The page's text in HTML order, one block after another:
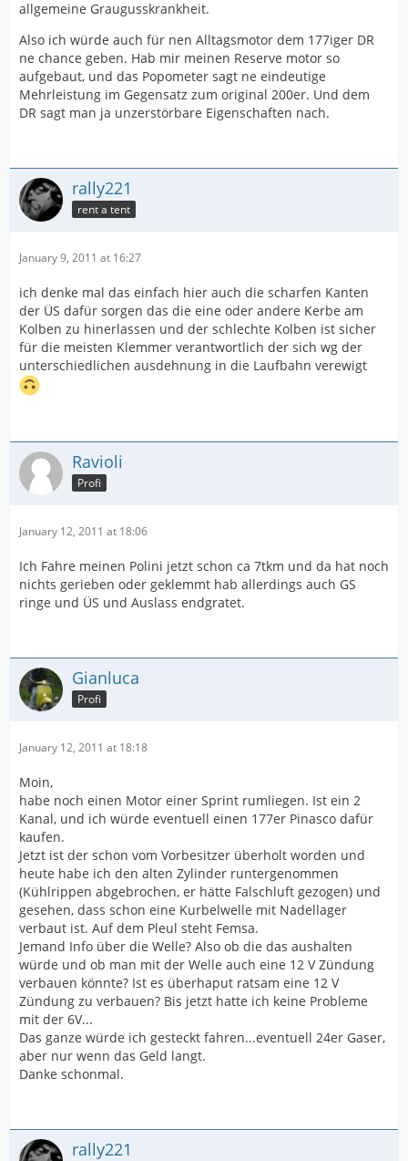
allgemeine Graugusskrankheit.
Also ich würde auch für nen Alltagsmotor dem 177iger DR
ne chance geben. Hab mir meinen Reserve motor so
aufgebaut, und das Popometer sagt ne eindeutige
Mehrleistung im Gegensatz zum original 200er. Und dem
DR sagt man ja unzerstörbare Eigenschaften nach.
rally221
rent a tent
January 9, 2011 at 16:27
ich denke mal das einfach hier auch die scharfen Kanten
der ÜS dafür sorgen das die eine oder andere Kerbe am
Kolben zu hinerlassen und der schlechte Kolben ist sicher
für die meisten Klemmer verantwortlich der sich wg der
unterschiedlichen ausdehnung in die Laufbahn verewigt
Ravioli
Profi
January 12, 2011 at 18:06
Ich Fahre meinen Polini jetzt schon ca 7tkm und da hat noch
nichts gerieben oder geklemmt hab allerdings auch GS
ringe und ÜS und Auslass endgratet.
Gianluca
Profi
January 12, 2011 at 18:18
Moin,
habe noch einen Motor einer Sprint rumliegen. Ist ein 2
Kanal, und ich würde eventuell einen 177er Pinasco dafür
kaufen.
Jetzt ist der schon vom Vorbesitzer überholt worden und
heute habe ich den alten Zylinder runtergenommen
(Kühlrippen abgebrochen, er hätte Falschluft gezogen) und
gesehen, dass schon eine Kurbelwelle mit Nadellager
verbaut ist. Auf dem Pleul steht Femsa.
Jemand Info über die Welle? Also ob die das aushalten
würde und ob man mit der Welle auch eine 12 V Zündung
verbauen könnte? Ist es überhaput ratsam eine 12 V
Zündung zu verbauen? Bis jetzt hatte ich keine Probleme
mit der 6V...
Das ganze würde ich gesteckt fahren...eventuell 24er Gaser,
aber nur wenn das Geld langt.
Danke schonmal.
rally221